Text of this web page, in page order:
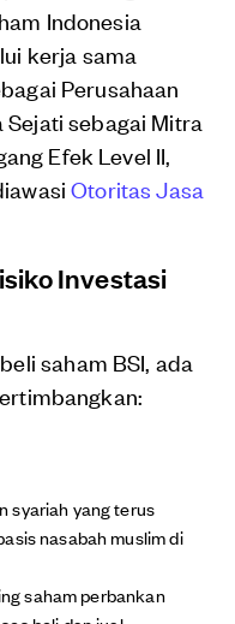
Indonesia
kerja sama
Perusahaan
Sejati sebagai Mitra
Efek Level II,
Otoritas Jasa
Investasi
saham BSI, ada
syariah yang terus
nasabah muslim di
saham perbankan